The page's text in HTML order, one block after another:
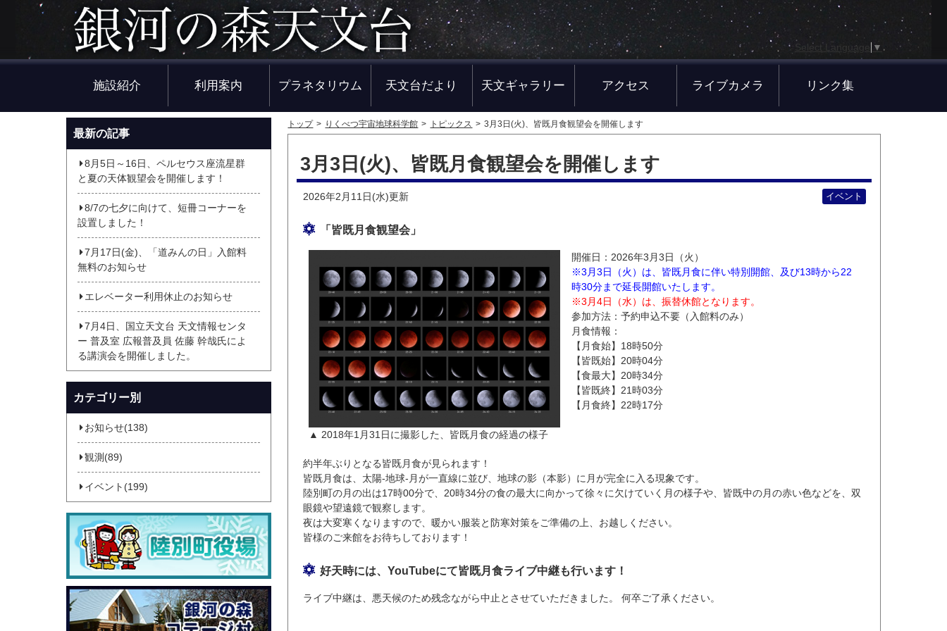
Select Language ▼
施設紹介 利用案内 プラネタリウム 天文台だより 天文ギャラリー アクセス ライブカメラ リンク集
トップ りくべつ宇宙地球科学館 トピックス 3月3日(火)、皆既月食観望会を開催します
3月3日(火)、皆既月食観望会を開催します
2026年2月11日(水)更新 イベント
「皆既月食観望会」
▲ 2018年1月31日に撮影した、皆既月食の経過の様子
開催日：2026年3月3日（火）
​※3月3日（火）は、皆既月食に伴い特別開館、及び13時から22
時30分まで延長開館いたします。
※3月4日（水）は、振替休館となります。
参加方法：予約申込不要（入館料のみ）
月食情報：
【月食始】18時50分
【皆既始】20時04分
【食最大】20時34分
【皆既終】21時03分
【月食終】22時17分
約半年ぶりとなる皆既月食が見られます！
皆既月食は、太陽-地球-月が一直線に並び、地球の影（本影）に月が完全に入る現象です。
陸別町の月の出は17時00分で、20時34分の食の最大に向かって徐々に欠けていく月の様子や、皆既中の月の赤い色などを、双
眼鏡や望遠鏡で観察します。
夜は大変寒くなりますので、暖かい服装と防寒対策をご準備の上、お越しください。
皆様のご来館をお待ちしております！
好天時には、YouTubeにて皆既月食ライブ中継も行います！
ライブ中継は、悪天候のため残念ながら中止とさせていただきました。 何卒ご了承ください。
最新の記事
8月5日～16日、ペルセウス座流星群
と夏の天体観望会を開催します！
8/7の七夕に向けて、短冊コーナーを
設置しました！
7月17日(金)、「道みんの日」入館料
無料のお知らせ
エレベーター利用休止のお知らせ
7月4日、国立天文台 天文情報センタ
ー 普及室 広報普及員 佐藤 幹哉氏によ
る講演会を開催しました。
カテゴリー別
お知らせ(138)
観測(89)
イベント(199)